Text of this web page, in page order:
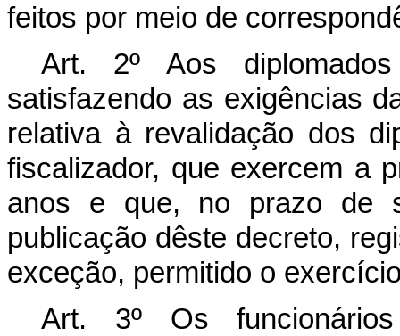
feitos por meio de
Art. 2º Aos
satisfazendo as exigências
relativa à revalidação dos
fiscalizador, que exercem a
anos e que, no prazo de
publicação dêste decreto,
exceção, permitido o
Art. 3º Os